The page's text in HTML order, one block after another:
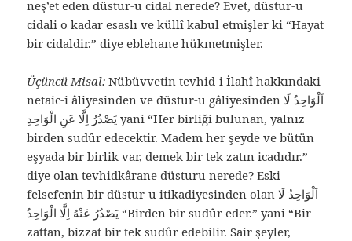
neş’et eden düstur-u cidal nerede? Evet, düstur-u
cidali o kadar esaslı ve küllî kabul etmişler ki “Hayat
bir cidaldir.” diye eblehane hükmetmişler.
Üçüncü Misal: Nübüvvetin tevhid-i İlahî hakkındaki
netaic-i âliyesinden ve düstur-u gâliyesinden اَلْوَاحِدُ لَا
يَصْدُرُ اِلَّا عَنِ الْوَاحِدِ yani “Her birliği bulunan, yalnız
birden sudûr edecektir. Madem her şeyde ve bütün
eşyada bir birlik var, demek bir tek zatın icadıdır.”
diye olan tevhidkârane düsturu nerede? Eski
felsefenin bir düstur-u itikadiyesinden olan اَلْوَاحِدُ لَا
يَصْدُرُ عَنْهُ اِلَّا الْوَاحِدُ “Birden bir sudûr eder.” yani “Bir
zattan, bizzat bir tek sudûr edebilir. Sair şeyler,